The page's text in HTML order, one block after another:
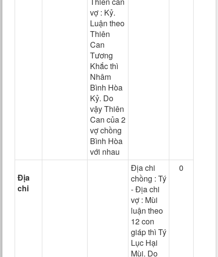
vợ : Kỷ.
Luận theo
Thiên
Can
Tương
Khắc thì
Nhâm
Bình Hòa
Kỷ. Do
vậy Thiên
Can của 2
vợ chồng
Bình Hòa
với nhau
Địa
chi
Địa chi
chồng : Tý
- Địa chi
vợ : Mùi
luận theo
12 con
giáp thì Tý
Lục Hại
Mùi. Do
0